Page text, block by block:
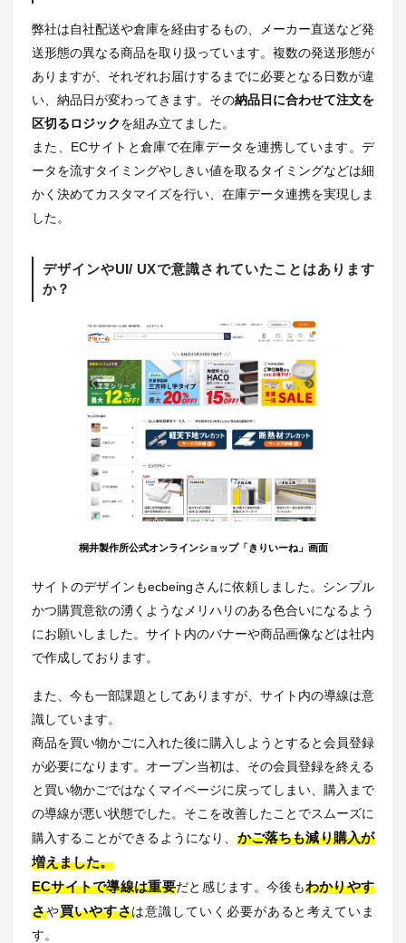
弊社は自社配送や倉庫を経由するもの、メーカー直送など発
送形態の異なる商品を取り扱っています。複数の発送形態が
ありますが、それぞれお届けするまでに必要となる日数が違
い、納品日が変わってきます。その納品日に合わせて注文を
区切るロジックを組み立てました。
また、ECサイトと倉庫で在庫データを連携しています。デ
ータを流すタイミングやしきい値を取るタイミングなどは細
かく決めてカスタマイズを行い、在庫データ連携を実現しま
した。
デザインやUI/ UXで意識されていたことはあります
か？
桐井製作所公式オンラインショップ「きりいーね」画面
サイトのデザインもecbeingさんに依頼しました。シンプル
かつ購買意欲の湧くようなメリハリのある色合いになるよう
にお願いしました。サイト内のバナーや商品画像などは社内
で作成しております。
また、今も一部課題としてありますが、サイト内の導線は意
識しています。
商品を買い物かごに入れた後に購入しようとすると会員登録
が必要になります。オープン当初は、その会員登録を終える
と買い物かごではなくマイページに戻ってしまい、購入まで
の導線が悪い状態でした。そこを改善したことでスムーズに
購入することができるようになり、 かご落ちも減り購入が
増えました。
ECサイトで導線は重要だと感じます。今後もわかりやす
さや買いやすさは意識していく必要があると考えていま
す。